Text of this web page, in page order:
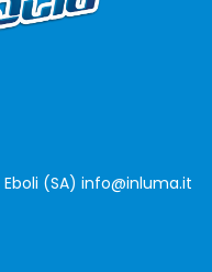
(SA) info@inluma.it